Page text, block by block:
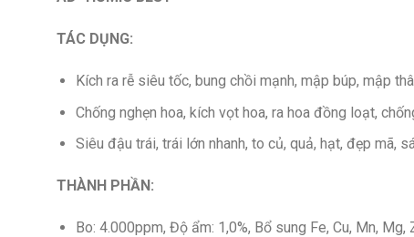
TÁC DỤNG:
Kích ra rễ siêu tốc, bung chồi mạnh, mập búp, mập
Chống nghẹn hoa, kích vọt hoa, ra hoa đồng loạt,
Siêu đậu trái, trái lớn nhanh, to củ, quả, hạt, đẹp mã,
THÀNH PHẦN:
Bo: 4.000ppm, Độ ẩm: 1,0%, Bổ sung Fe, Cu, Mn, Mg,